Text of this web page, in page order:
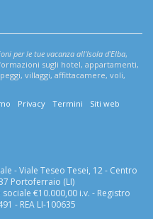
per le tue vacanza all'Isola d'Elba,
sugli hotel, appartamenti,
villaggi, affittacamere, voli,
Privacy Termini
Siti web
- Viale Teseo Tesei, 12 - Centro
Portoferraio (LI)
sociale €10.000,00 i.v. - Registro
- REA LI-100635